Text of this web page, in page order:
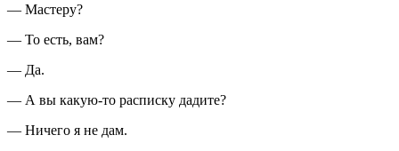
— Мастеру?
— То есть, вам?
— Да.
— А вы какую-то расписку дадите?
— Ничего я не дам.